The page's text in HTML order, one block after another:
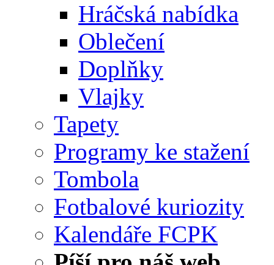
Hráčská nabídka
Oblečení
Doplňky
Vlajky
Tapety
Programy ke stažení
Tombola
Fotbalové kuriozity
Kalendáře FCPK